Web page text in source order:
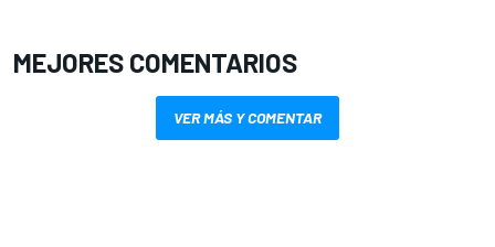
MEJORES COMENTARIOS
VER MÁS Y COMENTAR